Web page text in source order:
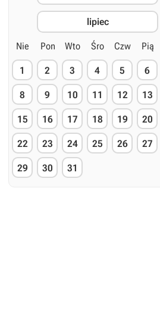
lipiec
Nie Pon Wto Śro Czw Pią
1 2 3 4 5 6
8 9 10 11 12 13
15 16 17 18 19 20
22 23 24 25 26 27
29 30 31